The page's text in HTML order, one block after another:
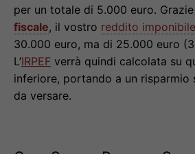
per un totale di 5.000 euro.
fiscale, il vostro reddito imponibile
30.000 euro, ma di 25.000 euro
L’IRPEF verrà quindi calcolata su
inferiore, portando a un risparmio
da versare.